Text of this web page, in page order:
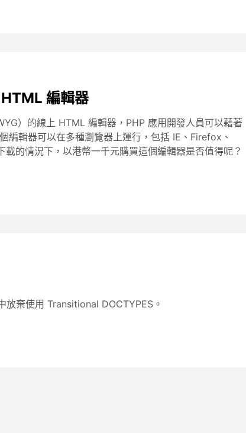
編輯器
）的線上 HTML 編輯器，PHP 應用開發人員可以藉著
輯器可以在多種瀏覽器上運行，包括 IE、Firefox、
的情況下，以港幣一千元購買這個編輯器是否值得呢？
棄使用 Transitional DOCTYPES。